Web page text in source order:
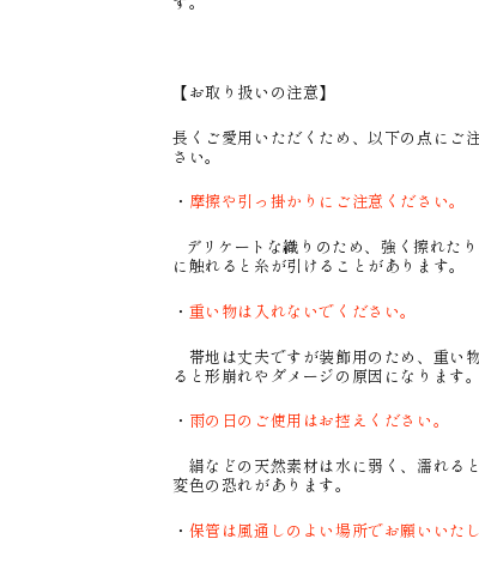
【お取り扱いの注意】
長くご愛用いただくため、以下の点にご
さい。
・ 摩擦や引っ掛かりにご注意ください。
デリケートな織りのため、強く擦れた
に触れると糸が引けることがあります。
・ 重い物は入れないでください。
帯地は丈夫ですが装飾用のため、重い
ると形崩れやダメージの原因になります。
・ 雨の日のご使用はお控えください。
絹などの天然素材は水に弱く、濡れる
変色の恐れがあります。
・ 保管は風通しのよい場所でお願いいたし